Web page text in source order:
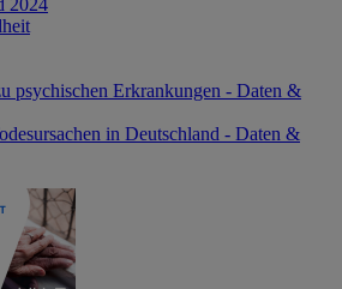
psychischen Erkrankungen - Daten &
in Deutschland - Daten &